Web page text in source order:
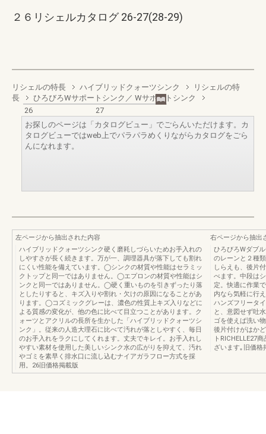
２６リシェルカタログ 26-27(28-29)
リシェルの特長 ハイブリッドクォーツシンク
リシェルの特
長
ひろびろWサポートシンク／ Wサポートシンク
26
27
お探しのページは「カタログビュー」でごらんいただけます。カ
タログビューではweb上でパラパラめくりながらカタログをごら
んになれます。
左ページから抽出された内容
ハイブリッドクォーツシンク硬く磨耗しづらいためお手入れの
しやすさが長く続きます。万が一、調理器具が落下しても割れ
にくい性能を備えています。◯シンクの材質や性能はセラミッ
クトップと同一ではありません。◯エプロンの材質や性能はシ
ンクと同一ではありません。◯硬く重いものを引きずったり落
としたりすると、キズ入りや割れ・欠けの原因になることがあ
ります。◯コズミックグレーは、濃色の性質上キズ入りなどに
よる質感の変化が、他の色に比べて目立つことがあります。ク
ォーツとアクリルの長所を生かした「ハイブリッドクォーツシ
ンク」。従来の人造大理石に比べて汚れが落としやすく、毎日
のお手入れをラクにしてくれます。丈夫でキレイ。お手入れし
やすい素材を使用した美しいシンク水の広がりを抑えて、汚れ
やゴミを素早く排水口に流し込むナイアガラフロー方式を採
用。26旧価格掲載版
右ページから抽出
ひろびろWダブ
のレーンと２種
しらえも、後片
べます。中段は
定。快適に作業
内なら気軽に行
ハンズフリータ
と、意図せず吐
ゴを使えば洗い
後片付けがはか
トRICHELLE27
ざいます｡旧価格